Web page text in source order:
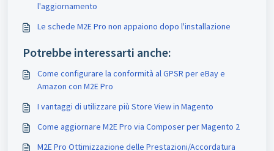
l'aggiornamento
Le schede M2E Pro non appaiono dopo l'installazione
Potrebbe interessarti anche:
Come configurare la conformità al GPSR per eBay e
Amazon con M2E Pro
I vantaggi di utilizzare più Store View in Magento
Come aggiornare M2E Pro via Composer per Magento 2
M2E Pro Ottimizzazione delle Prestazioni/Accordatura